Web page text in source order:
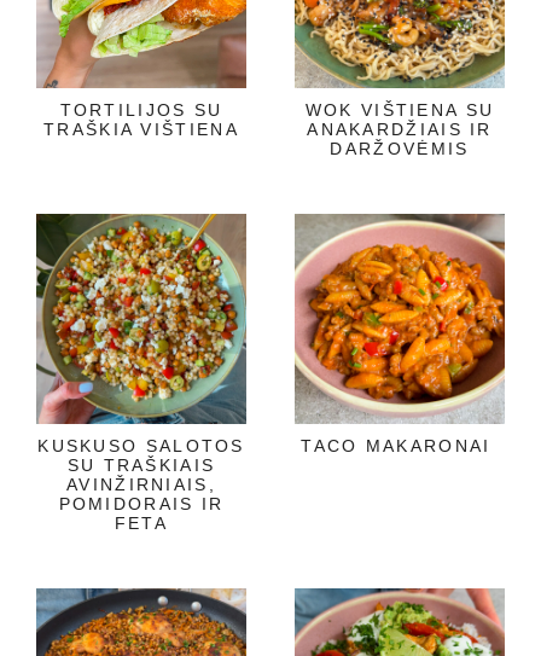
TORTILIJOS SU
TRAŠKIA VIŠTIENA
WOK VIŠTIENA SU
ANAKARDŽIAIS IR
DARŽOVĖMIS
KUSKUSO SALOTOS
SU TRAŠKIAIS
AVINŽIRNIAIS,
POMIDORAIS IR
FETA
TACO MAKARONAI